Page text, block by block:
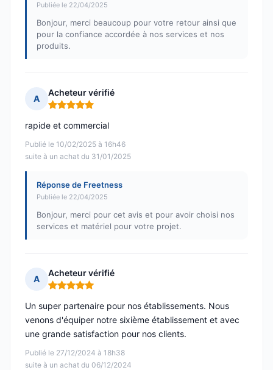
Publiée le 22/04/2025
Bonjour, merci beaucoup pour votre retour ainsi que
pour la confiance accordée à nos services et nos
produits.
A
Acheteur vérifié
Note : 5 sur 5
Publié le 10/02/2025 à 16h46
suite à un achat du 31/01/2025
rapide et commercial
Réponse de Freetness
Publiée le 22/04/2025
Bonjour, merci pour cet avis et pour avoir choisi nos
services et matériel pour votre projet.
A
Acheteur vérifié
Note : 5 sur 5
Publié le 27/12/2024 à 18h38
suite à un achat du 06/12/2024
Un super partenaire pour nos établissements. Nous
venons d'équiper notre sixième établissement et avec
une grande satisfaction pour nos clients.